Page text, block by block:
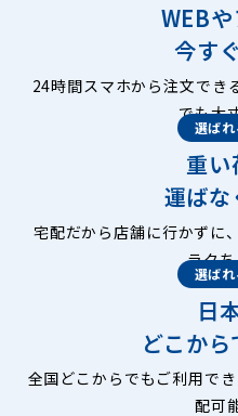
WEB
今す
24時間スマホから注文でき
でも大
選ば
重い
運ばな
宅配だから店舗に行かずに
ラク
選ば
日
どこか
全国どこからでもご利用で
配可